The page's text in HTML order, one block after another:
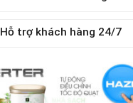
Hỗ trợ khách hàng 24/7